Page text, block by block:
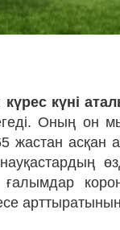
күні
Оның он
жастан асқан